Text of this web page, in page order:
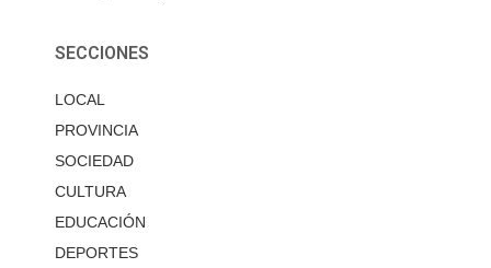
SECCIONES
LOCAL
PROVINCIA
SOCIEDAD
CULTURA
EDUCACIÓN
DEPORTES